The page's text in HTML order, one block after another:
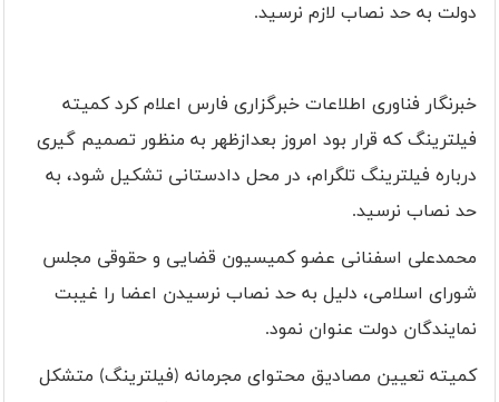
دولت به حد نصاب لازم نرسید.
خبرنگار فناوری اطلاعات خبرگزاری فارس اعلام کرد کمیته
فیلترینگ که قرار بود امروز بعدازظهر به منظور تصمیم گیری
درباره فیلترینگ تلگرام، در محل دادستانی تشکیل شود، به
حد نصاب نرسید.
محمدعلی اسفنانی عضو کمیسیون قضایی و حقوقی مجلس
شورای اسلامی، دلیل به حد نصاب نرسیدن اعضا را غیبت
نمایندگان دولت عنوان نمود.
کمیته تعیین مصادیق محتوای مجرمانه (فیلترینگ) متشکل